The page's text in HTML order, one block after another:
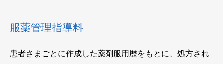
服薬管理指導料
患者さまごとに作成した薬剤服用歴をもとに、処方され